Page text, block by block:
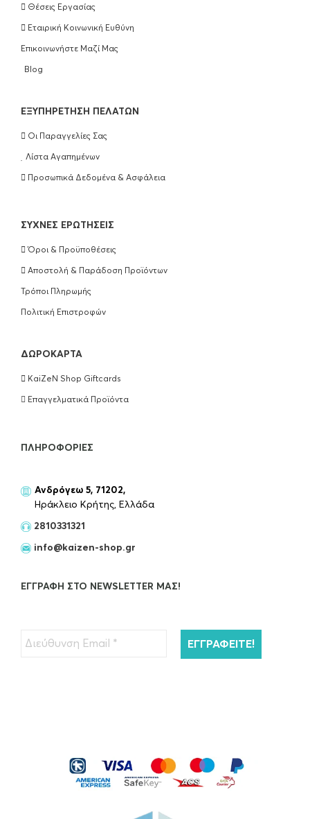
Θέσεις Εργασίας
Εταιρική Κοινωνική Ευθύνη
Επικοινωνήστε Μαζί Μας
Blog
EΞΥΠΗΡΈΤΗΣΗ ΠΕΛΑΤΏΝ
Οι Παραγγελίες Σας
Λίστα Αγαπημένων
Προσωπικά Δεδομένα & Ασφάλεια
ΣΥΧΝΈΣ ΕΡΩΤΉΣΕΙΣ
Όροι & Προϋποθέσεις
Αποστολή & Παράδοση Προϊόντων
Τρόποι Πληρωμής
Πολιτική Επιστροφών
ΔΩΡΟΚΆΡΤΑ
KaiZeN Shop Giftcards
Επαγγελματικά Προϊόντα
ΠΛΗΡΟΦΟΡΊΕΣ
Ανδρόγεω 5, 71202,
Ηράκλειο Κρήτης, Ελλάδα
2810331321
info@kaizen-shop.gr
ΕΓΓΡΑΦΉ ΣΤΟ NEWSLETTER ΜΑΣ!